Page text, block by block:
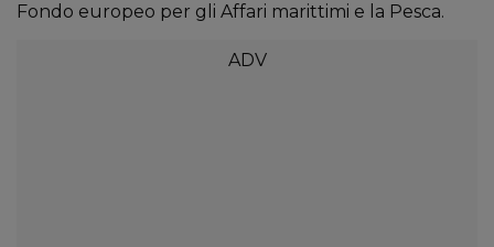
Fondo europeo per gli Affari marittimi e la Pesca.